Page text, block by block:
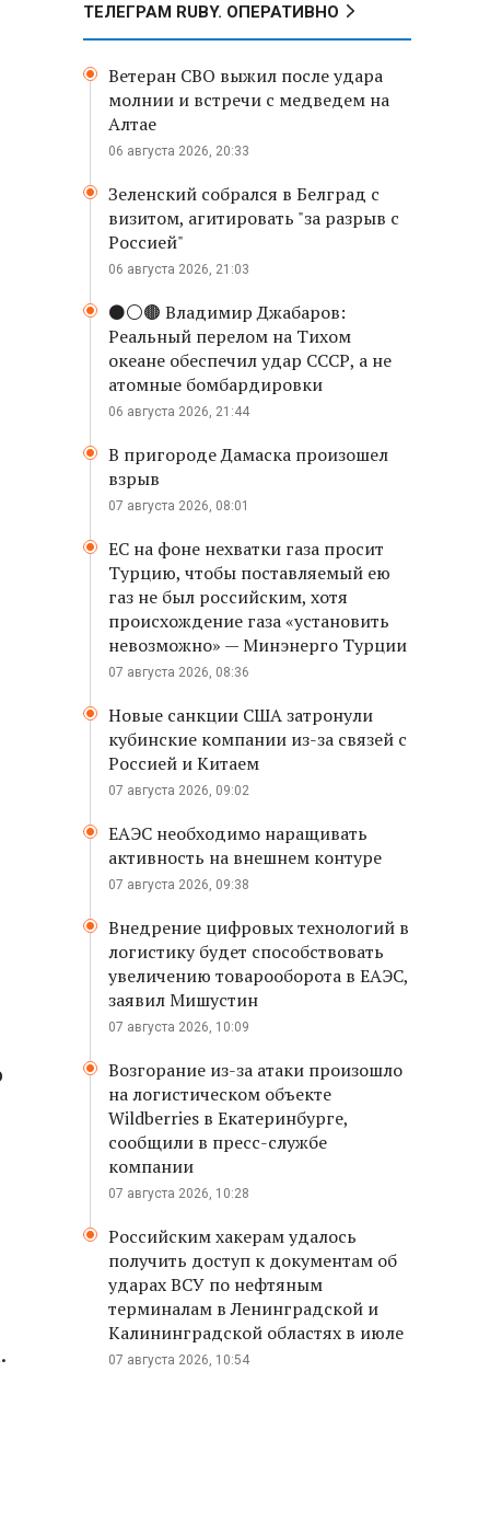
ТЕЛЕГРАМ RUBY. ОПЕРАТИВНО
Ветеран СВО выжил после удара
молнии и встречи с медведем на
Алтае
06 августа 2026, 20:33
Зеленский собрался в Белград с
визитом, агитировать "за разрыв с
Россией"
06 августа 2026, 21:03
⚫️⚪️🟤 Владимир Джабаров:
Реальный перелом на Тихом
океане обеспечил удар СССР, а не
атомные бомбардировки
06 августа 2026, 21:44
В пригороде Дамаска произошел
взрыв
07 августа 2026, 08:01
ЕС на фоне нехватки газа просит
Турцию, чтобы поставляемый ею
газ не был российским, хотя
происхождение газа «установить
невозможно» — Минэнерго Турции
07 августа 2026, 08:36
Новые санкции США затронули
кубинские компании из-за связей с
Россией и Китаем
07 августа 2026, 09:02
ЕАЭС необходимо наращивать
активность на внешнем контуре
07 августа 2026, 09:38
Внедрение цифровых технологий в
логистику будет способствовать
увеличению товарооборота в ЕАЭС,
заявил Мишустин
07 августа 2026, 10:09
Возгорание из-за атаки произошло
на логистическом объекте
Wildberries в Екатеринбурге,
сообщили в пресс-службе
компании
07 августа 2026, 10:28
Российским хакерам удалось
получить доступ к документам об
ударах ВСУ по нефтяным
терминалам в Ленинградской и
Калининградской областях в июле
07 августа 2026, 10:54